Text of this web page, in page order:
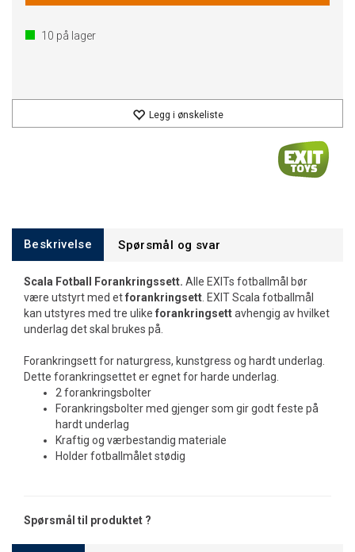
10 på lager
Legg i ønskeliste
Beskrivelse Spørsmål og svar
Scala Fotball Forankringssett. Alle EXITs fotballmål bør
være utstyrt med etforankringsett . EXIT Scala fotballmål
kan utstyres med tre ulike forankringsettavhengig av hvilket
underlag det skal brukes på.
Forankringsett for naturgress, kunstgress og hardt underlag.
Dette forankringsettet er egnet for harde underlag.
2 forankringsbolter
Forankringsbolter med gjenger som gir godt feste på
hardt underlag
Kraftig og værbestandig materiale
Holder fotballmålet stødig
Spørsmål til produktet ?